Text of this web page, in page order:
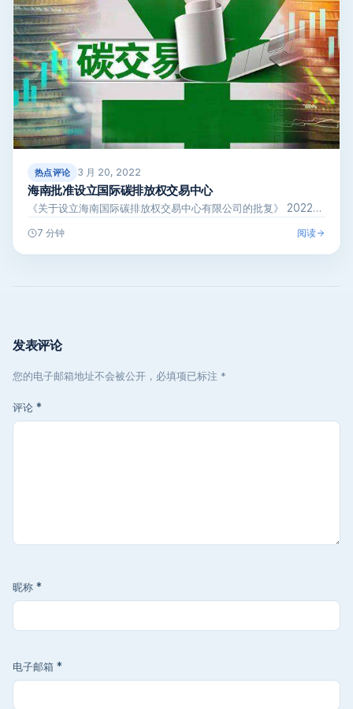
热点评论 3 月 20, 2022
海南批准设立国际碳排放权交易中心
《关于设立海南国际碳排放权交易中心有限公司的批复》 2022…
7 分钟 阅读
发表评论
您的电子邮箱地址不会被公开，必填项已标注 *
评论 *
昵称 *
电子邮箱 *